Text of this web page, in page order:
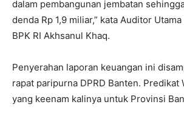
dalam pembangunan jembatan
denda Rp 1,9 miliar,” kata Auditor
BPK RI Akhsanul Khaq.
Penyerahan laporan keuangan ini
rapat paripurna DPRD Banten. Predikat
yang keenam kalinya untuk Provinsi